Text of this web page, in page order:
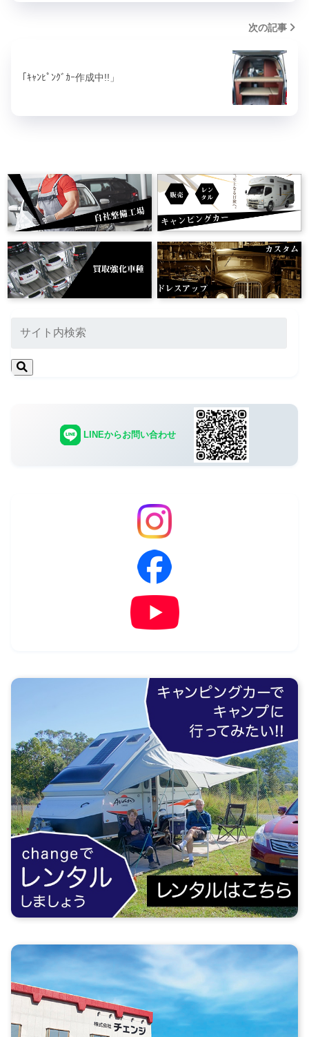
次の記事
｢ｷｬﾝﾋﾟﾝｸﾞｶｰ作成中!!」
LINEからお問い合わせ